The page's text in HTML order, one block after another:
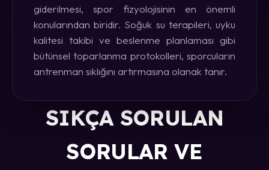
giderilmesi, spor fizyolojisinin en önemli
konularından biridir. Soğuk su terapileri, uyku
kalitesi takibi ve beslenme planlaması gibi
bütünsel toparlanma protokolleri, sporcuların
antrenman sıklığını artırmasına olanak tanır.
SIKÇA SORULAN
SORULAR VE